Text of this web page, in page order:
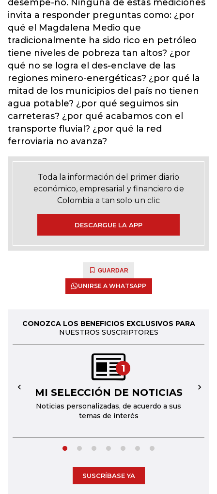
desempe-ño. Ninguna de estas mediciones
invita a responder preguntas como: ¿por
qué el Magdalena Medio que
tradicionalmente ha sido rico en petróleo
tiene niveles de pobreza tan altos? ¿por
qué no se logra el des-enclave de las
regiones minero-energéticas? ¿por qué la
mitad de los municipios del país no tienen
agua potable? ¿por qué seguimos sin
carreteras? ¿por qué acabamos con el
transporte fluvial? ¿por qué la red
ferroviaria no avanza?
Toda la información del primer diario
económico, empresarial y financiero de
Colombia a tan solo un clic
DESCARGUE LA APP
GUARDAR
UNIRSE A WHATSAPP
CONOZCA LOS BENEFICIOS EXCLUSIVOS PARA
NUESTROS SUSCRIPTORES
1
MI SELECCIÓN DE NOTICIAS
Noticias personalizadas, de acuerdo a sus
temas de interés
← →
SUSCRÍBASE YA